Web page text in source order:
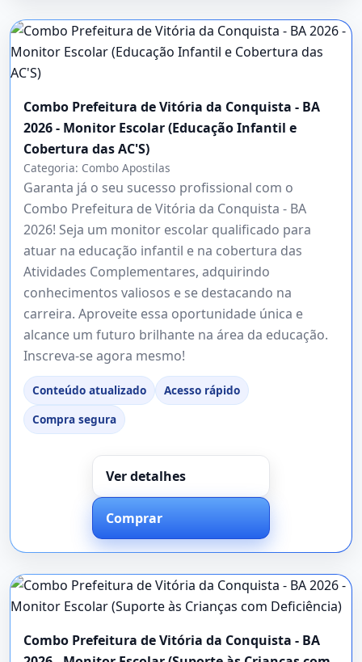
Combo Prefeitura de Vitória da Conquista - BA
2026 - Monitor Escolar (Educação Infantil e
Cobertura das AC'S)
Categoria: Combo Apostilas
Garanta já o seu sucesso profissional com o
Combo Prefeitura de Vitória da Conquista - BA
2026! Seja um monitor escolar qualificado para
atuar na educação infantil e na cobertura das
Atividades Complementares, adquirindo
conhecimentos valiosos e se destacando na
carreira. Aproveite essa oportunidade única e
alcance um futuro brilhante na área da educação.
Inscreva-se agora mesmo!
Conteúdo atualizado
Acesso rápido
Compra segura
Ver detalhes
Comprar
Combo Prefeitura de Vitória da Conquista - BA